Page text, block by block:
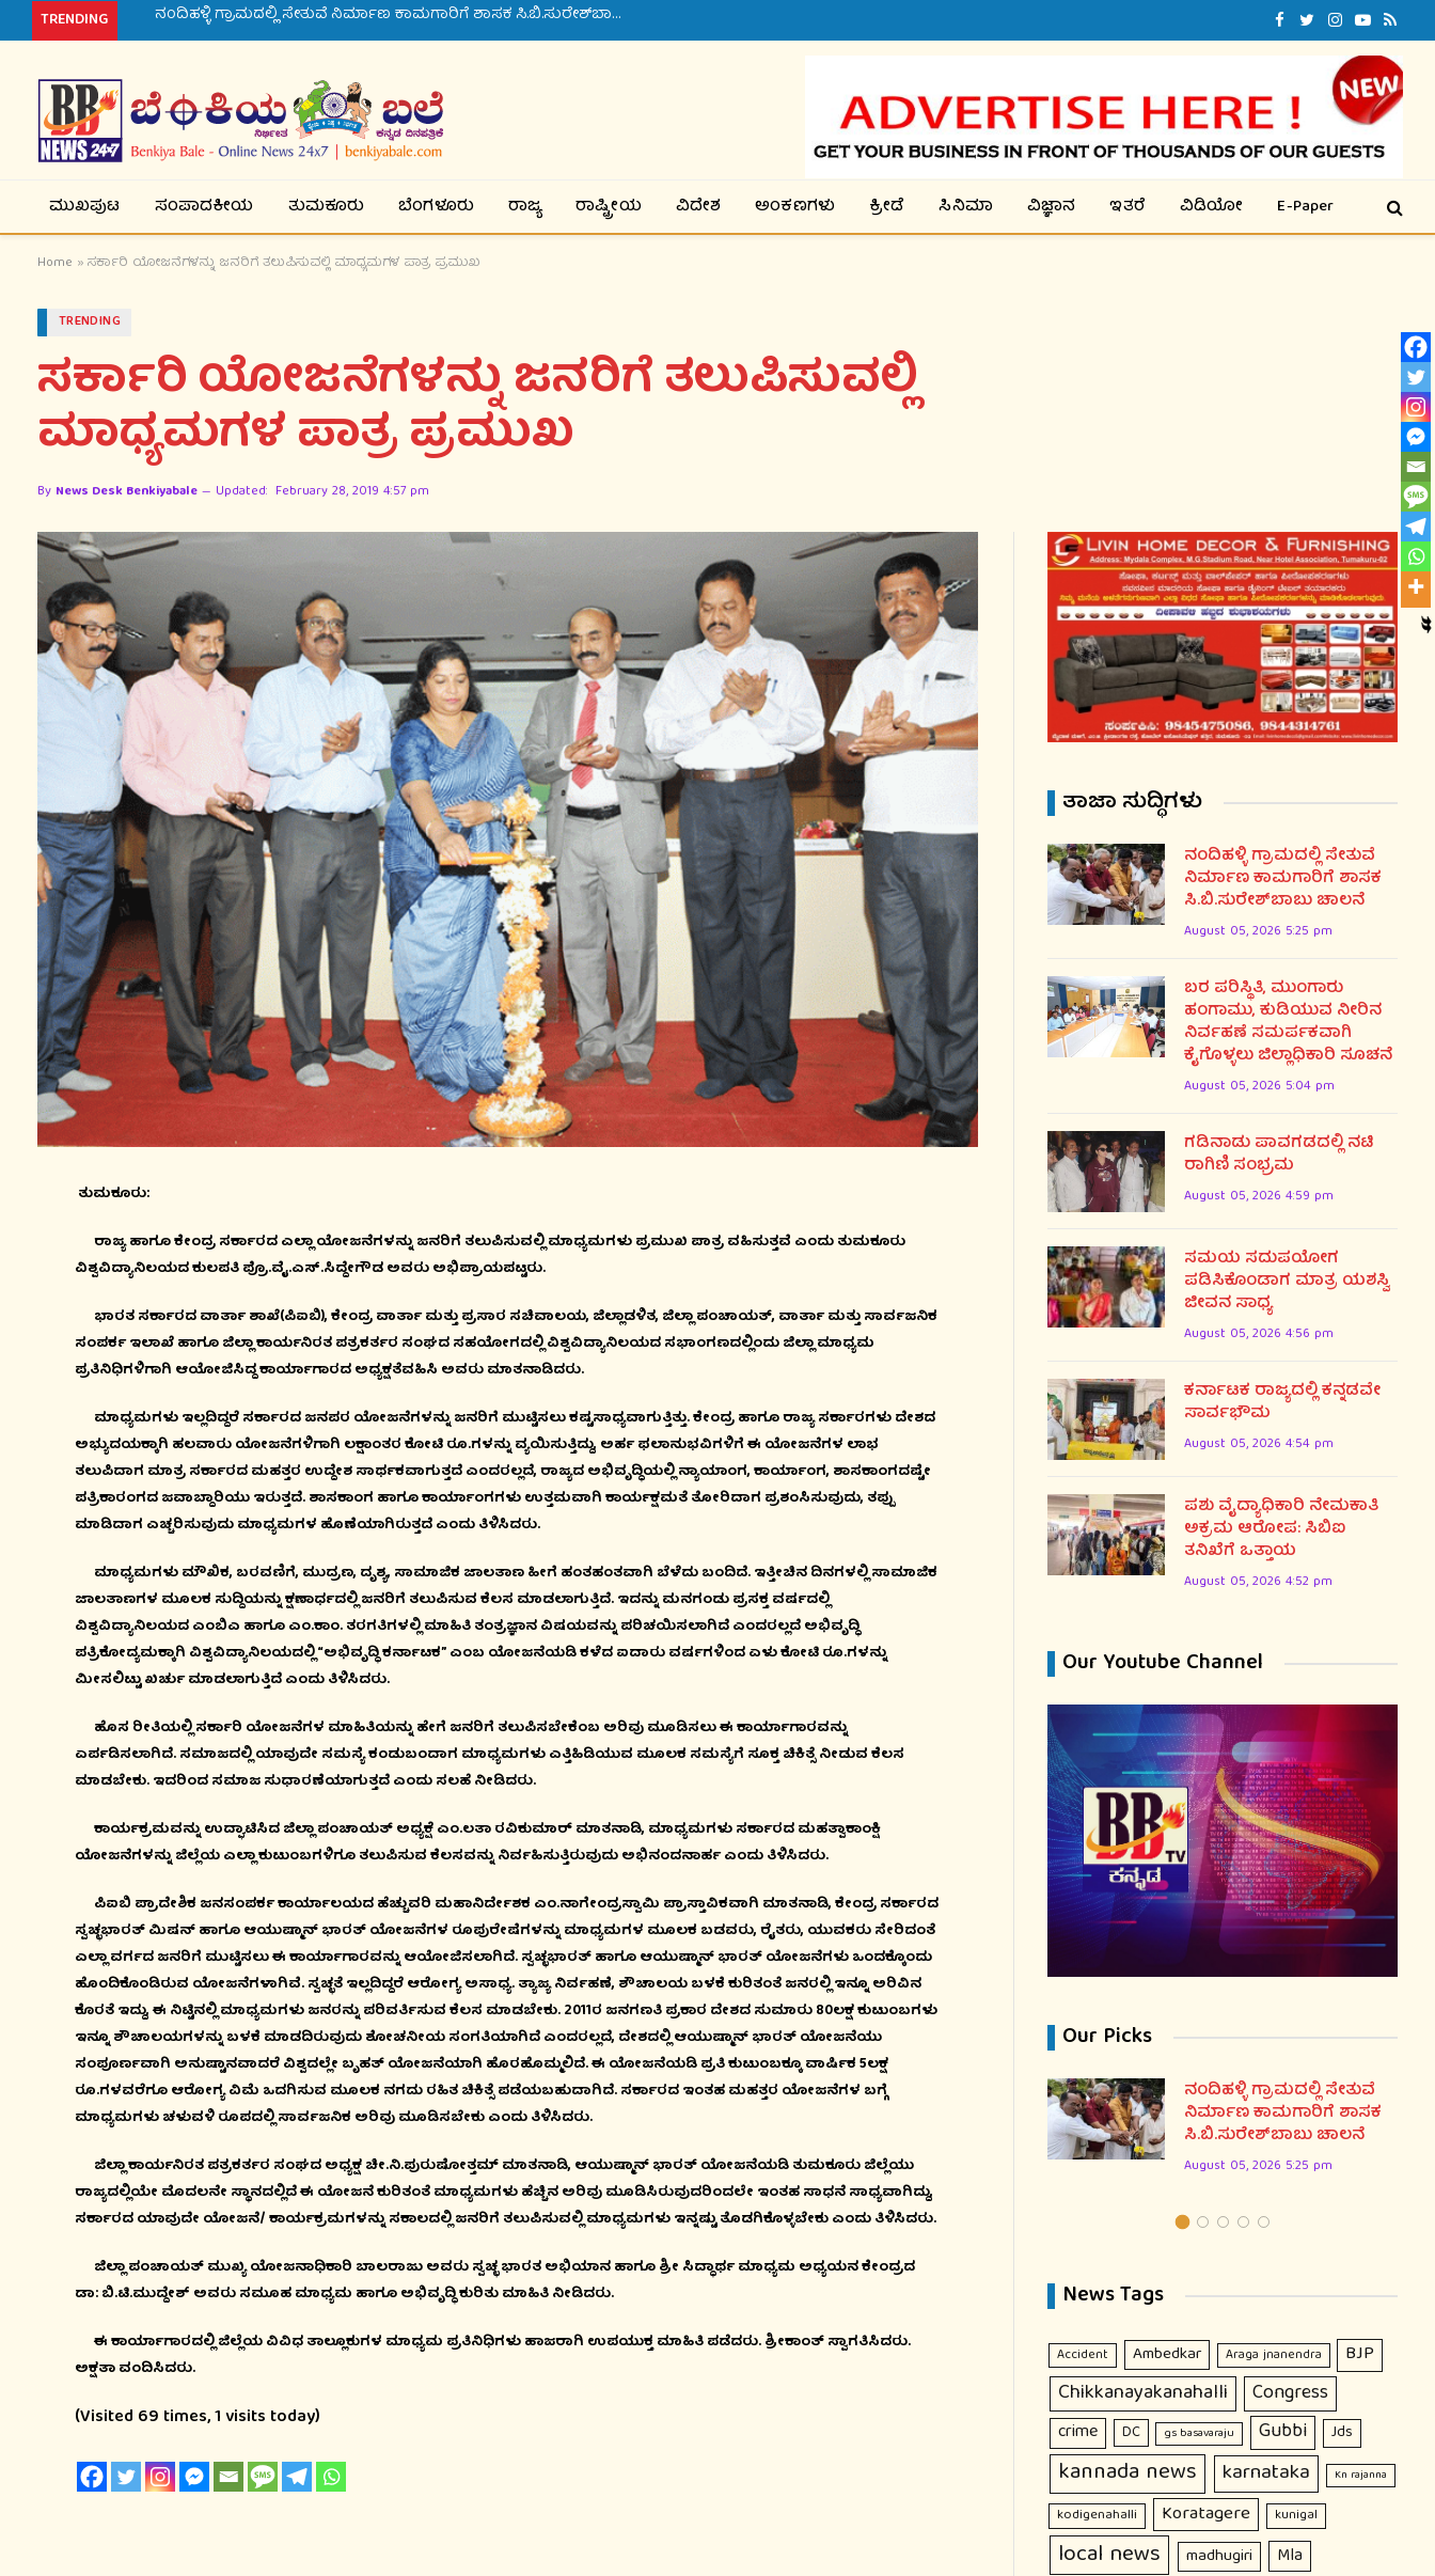
TRENDING ನಂದಿಹಳ್ಳಿ ಗ್ರಾಮದಲ್ಲಿ ಸೇತುವೆ ನಿರ್ಮಾಣ ಕಾಮಗಾರಿಗೆ ಶಾಸಕ ಸಿ.ಬಿ.ಸುರೇಶ್‌ಬಾಬು ಚಾಲನೆ
Facebook
TwitterInstagram
YouTube
RSS
ಮುಖಪುಟ ಸಂಪಾದಕೀಯ ತುಮಕೂರು ಬೆಂಗಳೂರು ರಾಜ್ಯ ರಾಷ್ಟ್ರೀಯ ವಿದೇಶ ಅಂಕಣಗಳು ಕ್ರೀಡೆ ಸಿನಿಮಾ ವಿಜ್ಞಾನ ಇತರೆ ವಿಡಿಯೋ E-Paper
Home »ಸರ್ಕಾರಿ ಯೋಜನೆಗಳನ್ನು ಜನರಿಗೆ ತಲುಪಿಸುವಲ್ಲಿ ಮಾಧ್ಯಮಗಳ ಪಾತ್ರ ಪ್ರಮುಖ
TRENDING
ಸರ್ಕಾರಿ ಯೋಜನೆಗಳನ್ನು ಜನರಿಗೆ ತಲುಪಿಸುವಲ್ಲಿ
ಮಾಧ್ಯಮಗಳ ಪಾತ್ರ ಪ್ರಮುಖ
By News Desk Benkiyabale Updated: February 28, 2019 4:57 pm
ತುಮಕೂರು:
ರಾಜ್ಯ ಹಾಗೂ ಕೇಂದ್ರ ಸರ್ಕಾರದ ಎಲ್ಲಾ ಯೋಜನೆಗಳನ್ನು ಜನರಿಗೆ ತಲುಪಿಸುವಲ್ಲಿ ಮಾಧ್ಯಮಗಳು ಪ್ರಮುಖ ಪಾತ್ರ ವಹಿಸುತ್ತವೆ ಎಂದು ತುಮಕೂರು
ವಿಶ್ವವಿದ್ಯಾನಿಲಯದ ಕುಲಪತಿ ಪ್ರೊ.ವೈ.ಎಸ್.ಸಿದ್ದೇಗೌಡ ಅವರು ಅಭಿಪ್ರಾಯಪಟ್ಟರು.
ಭಾರತ ಸರ್ಕಾರದ ವಾರ್ತಾ ಶಾಖೆ(ಪಿಐಬಿ), ಕೇಂದ್ರ ವಾರ್ತಾ ಮತ್ತು ಪ್ರಸಾರ ಸಚಿವಾಲಯ, ಜಿಲ್ಲಾಡಳಿತ, ಜಿಲ್ಲಾ ಪಂಚಾಯತ್, ವಾರ್ತಾ ಮತ್ತು ಸಾರ್ವಜನಿಕ
ಸಂಪರ್ಕ ಇಲಾಖೆ ಹಾಗೂ ಜಿಲ್ಲಾ ಕಾರ್ಯನಿರತ ಪತ್ರಕರ್ತರ ಸಂಘದ ಸಹಯೋಗದಲ್ಲಿ ವಿಶ್ವವಿದ್ಯಾನಿಲಯದ ಸಭಾಂಗಣದಲ್ಲಿಂದು ಜಿಲ್ಲಾ ಮಾಧ್ಯಮ
ಪ್ರತಿನಿಧಿಗಳಿಗಾಗಿ ಆಯೋಜಿಸಿದ್ದ ಕಾರ್ಯಾಗಾರದ ಅಧ್ಯಕ್ಷತೆವಹಿಸಿ ಅವರು ಮಾತನಾಡಿದರು.
ಮಾಧ್ಯಮಗಳು ಇಲ್ಲದಿದ್ದರೆ ಸರ್ಕಾರದ ಜನಪರ ಯೋಜನೆಗಳನ್ನು ಜನರಿಗೆ ಮುಟ್ಟಿಸಲು ಕಷ್ಟಸಾಧ್ಯವಾಗುತ್ತಿತ್ತು. ಕೇಂದ್ರ ಹಾಗೂ ರಾಜ್ಯ ಸರ್ಕಾರಗಳು ದೇಶದ
ಅಭ್ಯುದಯಕ್ಕಾಗಿ ಹಲವಾರು ಯೋಜನೆಗಳಿಗಾಗಿ ಲಕ್ಷಾಂತರ ಕೋಟಿ ರೂ.ಗಳನ್ನು ವ್ಯಯಿಸುತ್ತಿದ್ದು, ಅರ್ಹ ಫಲಾನುಭವಿಗಳಿಗೆ ಈ ಯೋಜನೆಗಳ ಲಾಭ
ತಲುಪಿದಾಗ ಮಾತ್ರ ಸರ್ಕಾರದ ಮಹತ್ತರ ಉದ್ದೇಶ ಸಾರ್ಥಕವಾಗುತ್ತದೆ ಎಂದರಲ್ಲದೆ, ರಾಜ್ಯದ ಅಭಿವೃದ್ಧಿಯಲ್ಲಿ ನ್ಯಾಯಾಂಗ, ಕಾರ್ಯಾಂಗ, ಶಾಸಕಾಂಗದಷ್ಟೇ
ಪತ್ರಿಕಾರಂಗದ ಜವಾಬ್ದಾರಿಯು ಇರುತ್ತದೆ. ಶಾಸಕಾಂಗ ಹಾಗೂ ಕಾರ್ಯಾಂಗಗಳು ಉತ್ತಮವಾಗಿ ಕಾರ್ಯಕ್ಷಮತೆ ತೋರಿದಾಗ ಪ್ರಶಂಸಿಸುವುದು, ತಪ್ಪು
ಮಾಡಿದಾಗ ಎಚ್ಚರಿಸುವುದು ಮಾಧ್ಯಮಗಳ ಹೊಣೆಯಾಗಿರುತ್ತದೆ ಎಂದು ತಿಳಿಸಿದರು.
ಮಾಧ್ಯಮಗಳು ಮೌಖಿಕ, ಬರವಣಿಗೆ, ಮುದ್ರಣ, ದೃಶ್ಯ, ಸಾಮಾಜಿಕ ಜಾಲತಾಣ ಹೀಗೆ ಹಂತಹಂತವಾಗಿ ಬೆಳೆದು ಬಂದಿದೆ. ಇತ್ತೀಚಿನ ದಿನಗಳಲ್ಲಿ ಸಾಮಾಜಿಕ
ಜಾಲತಾಣಗಳ ಮೂಲಕ ಸುದ್ದಿಯನ್ನು ಕ್ಷಣಾರ್ಧದಲ್ಲಿ ಜನರಿಗೆ ತಲುಪಿಸುವ ಕೆಲಸ ಮಾಡಲಾಗುತ್ತಿದೆ. ಇದನ್ನು ಮನಗಂಡು ಪ್ರಸಕ್ತ ವರ್ಷದಲ್ಲಿ
ವಿಶ್ವವಿದ್ಯಾನಿಲಯದ ಎಂಬಿಎ ಹಾಗೂ ಎಂ.ಕಾಂ. ತರಗತಿಗಳಲ್ಲಿ ಮಾಹಿತಿ ತಂತ್ರಜ್ಞಾನ ವಿಷಯವನ್ನು ಪರಿಚಯಿಸಲಾಗಿದೆ ಎಂದರಲ್ಲದೆ ಅಭಿವೃದ್ಧಿ
ಪತ್ರಿಕೋದ್ಯಮಕ್ಕಾಗಿ ವಿಶ್ವವಿದ್ಯಾನಿಲಯದಲ್ಲಿ “ಅಭಿವೃದ್ಧಿ ಕರ್ನಾಟಕ” ಎಂಬ ಯೋಜನೆಯಡಿ ಕಳೆದ ಐದಾರು ವರ್ಷಗಳಿಂದ ಏಳು ಕೋಟಿ ರೂ.ಗಳನ್ನು
ಮೀಸಲಿಟ್ಟು ಖರ್ಚು ಮಾಡಲಾಗುತ್ತಿದೆ ಎಂದು ತಿಳಿಸಿದರು.
ಹೊಸ ರೀತಿಯಲ್ಲಿ ಸರ್ಕಾರಿ ಯೋಜನೆಗಳ ಮಾಹಿತಿಯನ್ನು ಹೇಗೆ ಜನರಿಗೆ ತಲುಪಿಸಬೇಕೆಂಬ ಅರಿವು ಮೂಡಿಸಲು ಈ ಕಾರ್ಯಾಗಾರವನ್ನು
ಏರ್ಪಡಿಸಲಾಗಿದೆ. ಸಮಾಜದಲ್ಲಿ ಯಾವುದೇ ಸಮಸ್ಯೆ ಕಂಡುಬಂದಾಗ ಮಾಧ್ಯಮಗಳು ಎತ್ತಿಹಿಡಿಯುವ ಮೂಲಕ ಸಮಸ್ಯೆಗೆ ಸೂಕ್ತ ಚಿಕಿತ್ಸೆ ನೀಡುವ ಕೆಲಸ
ಮಾಡಬೇಕು. ಇದರಿಂದ ಸಮಾಜ ಸುಧಾರಣೆಯಾಗುತ್ತದೆ ಎಂದು ಸಲಹೆ ನೀಡಿದರು.
ಕಾರ್ಯಕ್ರಮವನ್ನು ಉದ್ಘಾಟಿಸಿದ ಜಿಲ್ಲಾ ಪಂಚಾಯತ್ ಅಧ್ಯಕ್ಷೆ ಎಂ.ಲತಾ ರವಿಕುಮಾರ್ ಮಾತನಾಡಿ, ಮಾಧ್ಯಮಗಳು ಸರ್ಕಾರದ ಮಹತ್ವಾಕಾಂಕ್ಷಿ
ಯೋಜನೆಗಳನ್ನು ಜಿಲ್ಲೆಯ ಎಲ್ಲಾ ಕುಟುಂಬಗಳಿಗೂ ತಲುಪಿಸುವ ಕೆಲಸವನ್ನು ನಿರ್ವಹಿಸುತ್ತಿರುವುದು ಅಭಿನಂದನಾರ್ಹ ಎಂದು ತಿಳಿಸಿದರು.
ಪಿಐಬಿ ಪ್ರಾದೇಶಿಕ ಜನಸಂಪರ್ಕ ಕಾರ್ಯಾಲಯದ ಹೆಚ್ಚುವರಿ ಮಹಾನಿರ್ದೇಶಕ ಎಂ.ನಾಗೇಂದ್ರಸ್ವಾಮಿ ಪ್ರಾಸ್ತಾವಿಕವಾಗಿ ಮಾತನಾಡಿ, ಕೇಂದ್ರ ಸರ್ಕಾರದ
ಸ್ವಚ್ಛಭಾರತ್ ಮಿಷನ್ ಹಾಗೂ ಆಯುಷ್ಮಾನ್ ಭಾರತ್ ಯೋಜನೆಗಳ ರೂಪುರೇಷೆಗಳನ್ನು ಮಾಧ್ಯಮಗಳ ಮೂಲಕ ಬಡವರು, ರೈತರು, ಯುವಕರು ಸೇರಿದಂತೆ
ಎಲ್ಲಾ ವರ್ಗದ ಜನರಿಗೆ ಮುಟ್ಟಿಸಲು ಈ ಕಾರ್ಯಾಗಾರವನ್ನು ಆಯೋಜಿಸಲಾಗಿದೆ. ಸ್ವಚ್ಛಭಾರತ್ ಹಾಗೂ ಆಯುಷ್ಮಾನ್ ಭಾರತ್ ಯೋಜನೆಗಳು ಒಂದಕ್ಕೊಂದು
ಹೊಂದಿಕೊಂಡಿರುವ ಯೋಜನೆಗಳಾಗಿವೆ. ಸ್ವಚ್ಛತೆ ಇಲ್ಲದಿದ್ದರೆ ಆರೋಗ್ಯ ಅಸಾಧ್ಯ. ತ್ಯಾಜ್ಯ ನಿರ್ವಹಣೆ, ಶೌಚಾಲಯ ಬಳಕೆ ಕುರಿತಂತೆ ಜನರಲ್ಲಿ ಇನ್ನೂ ಅರಿವಿನ
ಕೊರತೆ ಇದ್ದು, ಈ ನಿಟ್ಟಿನಲ್ಲಿ ಮಾಧ್ಯಮಗಳು ಜನರನ್ನು ಪರಿವರ್ತಿಸುವ ಕೆಲಸ ಮಾಡಬೇಕು. 2011ರ ಜನಗಣತಿ ಪ್ರಕಾರ ದೇಶದ ಸುಮಾರು 80ಲಕ್ಷ ಕುಟುಂಬಗಳು
ಇನ್ನೂ ಶೌಚಾಲಯಗಳನ್ನು ಬಳಕೆ ಮಾಡದಿರುವುದು ಶೋಚನೀಯ ಸಂಗತಿಯಾಗಿದೆ ಎಂದರಲ್ಲದೆ, ದೇಶದಲ್ಲಿ ಆಯುಷ್ಮಾನ್ ಭಾರತ್ ಯೋಜನೆಯು
ಸಂಪೂರ್ಣವಾಗಿ ಅನುಷ್ಟಾನವಾದರೆ ವಿಶ್ವದಲ್ಲೇ ಬೃಹತ್ ಯೋಜನೆಯಾಗಿ ಹೊರಹೊಮ್ಮಲಿದೆ. ಈ ಯೋಜನೆಯಡಿ ಪ್ರತಿ ಕುಟುಂಬಕ್ಕೂ ವಾರ್ಷಿಕ 5ಲಕ್ಷ
ರೂ.ಗಳವರೆಗೂ ಆರೋಗ್ಯ ವಿಮೆ ಒದಗಿಸುವ ಮೂಲಕ ನಗದು ರಹಿತ ಚಿಕಿತ್ಸೆ ಪಡೆಯಬಹುದಾಗಿದೆ. ಸರ್ಕಾರದ ಇಂತಹ ಮಹತ್ತರ ಯೋಜನೆಗಳ ಬಗ್ಗೆ
ಮಾಧ್ಯಮಗಳು ಚಳುವಳಿ ರೂಪದಲ್ಲಿ ಸಾರ್ವಜನಿಕ ಅರಿವು ಮೂಡಿಸಬೇಕು ಎಂದು ತಿಳಿಸಿದರು.
ಜಿಲ್ಲಾ ಕಾರ್ಯನಿರತ ಪತ್ರಕರ್ತರ ಸಂಘದ ಅಧ್ಯಕ್ಷ ಚೀ.ನಿ.ಪುರುಷೋತ್ತಮ್ ಮಾತನಾಡಿ, ಆಯುಷ್ಮಾನ್ ಭಾರತ್ ಯೋಜನೆಯಡಿ ತುಮಕೂರು ಜಿಲ್ಲೆಯು
ರಾಜ್ಯದಲ್ಲಿಯೇ ಮೊದಲನೇ ಸ್ಥಾನದಲ್ಲಿದೆ ಈ ಯೋಜನೆ ಕುರಿತಂತೆ ಮಾಧ್ಯಮಗಳು ಹೆಚ್ಚಿನ ಅರಿವು ಮೂಡಿಸಿರುವುದರಿಂದಲೇ ಇಂತಹ ಸಾಧನೆ ಸಾಧ್ಯವಾಗಿದ್ದು,
ಸರ್ಕಾರದ ಯಾವುದೇ ಯೋಜನೆ/ ಕಾರ್ಯಕ್ರಮಗಳನ್ನು ಸಕಾಲದಲ್ಲಿ ಜನರಿಗೆ ತಲುಪಿಸುವಲ್ಲಿ ಮಾಧ್ಯಮಗಳು ಇನ್ನಷ್ಟು ತೊಡಗಿಕೊಳ್ಳಬೇಕು ಎಂದು ತಿಳಿಸಿದರು.
ಜಿಲ್ಲಾ ಪಂಚಾಯತ್ ಮುಖ್ಯ ಯೋಜನಾಧಿಕಾರಿ ಬಾಲರಾಜು ಅವರು ಸ್ವಚ್ಛ ಭಾರತ ಅಭಿಯಾನ ಹಾಗೂ ಶ್ರೀ ಸಿದ್ಧಾರ್ಥ ಮಾಧ್ಯಮ ಅಧ್ಯಯನ ಕೇಂದ್ರದ
ಡಾ: ಬಿ.ಟಿ.ಮುದ್ದೇಶ್ ಅವರು ಸಮೂಹ ಮಾಧ್ಯಮ ಹಾಗೂ ಅಭಿವೃದ್ಧಿ ಕುರಿತು ಮಾಹಿತಿ ನೀಡಿದರು.
ಈ ಕಾರ್ಯಾಗಾರದಲ್ಲಿ ಜಿಲ್ಲೆಯ ವಿವಿಧ ತಾಲ್ಲೂಕುಗಳ ಮಾಧ್ಯಮ ಪ್ರತಿನಿಧಿಗಳು ಹಾಜರಾಗಿ ಉಪಯುಕ್ತ ಮಾಹಿತಿ ಪಡೆದರು. ಶ್ರೀಕಾಂತ್ ಸ್ವಾಗತಿಸಿದರು.
ಅಕ್ಷತಾ ವಂದಿಸಿದರು.
(Visited 69 times, 1 visits today)
ತಾಜಾ ಸುದ್ಧಿಗಳು
ನಂದಿಹಳ್ಳಿ ಗ್ರಾಮದಲ್ಲಿ ಸೇತುವೆ
ನಿರ್ಮಾಣ ಕಾಮಗಾರಿಗೆ ಶಾಸಕ
ಸಿ.ಬಿ.ಸುರೇಶ್‌ಬಾಬು ಚಾಲನೆ
August 05, 2026 5:25 pm
ಬರ ಪರಿಸ್ಥಿತಿ, ಮುಂಗಾರು
ಹಂಗಾಮು, ಕುಡಿಯುವ ನೀರಿನ
ನಿರ್ವಹಣೆ ಸಮರ್ಪಕವಾಗಿ
ಕೈಗೊಳ್ಳಲು ಜಿಲ್ಲಾಧಿಕಾರಿ ಸೂಚನೆ
August 05, 2026 5:04 pm
ಗಡಿನಾಡು ಪಾವಗಡದಲ್ಲಿ ನಟಿ
ರಾಗಿಣಿ ಸಂಭ್ರಮ
August 05, 2026 4:59 pm
ಸಮಯ ಸದುಪಯೋಗ
ಪಡಿಸಿಕೊಂಡಾಗ ಮಾತ್ರ ಯಶಸ್ವಿ
ಜೀವನ ಸಾಧ್ಯ
August 05, 2026 4:56 pm
ಕರ್ನಾಟಕ ರಾಜ್ಯದಲ್ಲಿ ಕನ್ನಡವೇ
ಸಾರ್ವಭೌಮ
August 05, 2026 4:54 pm
ಪಶು ವೈದ್ಯಾಧಿಕಾರಿ ನೇಮಕಾತಿ
ಅಕ್ರಮ ಆರೋಪ: ಸಿಬಿಐ
ತನಿಖೆಗೆ ಒತ್ತಾಯ
August 05, 2026 4:52 pm
Our Youtube Channel
Our Picks
ಕರ್ನಾಟಕ ರಾಜ್ಯದಲ್ಲಿ ಕನ್ನಡವೇ
ನಂದಿಹಳ್ಳಿ ಗ್ರಾಮದಲ್ಲಿ ಸೇತುವೆ
ನಿರ್ಮಾಣ ಕಾಮಗಾರಿಗೆ ಶಾಸಕ
ಸಿ.ಬಿ.ಸುರೇಶ್‌ಬಾಬು ಚಾಲನೆ
August 05, 2026 5:25 pm
News Tags
Accident Ambedkar Araga jnanendra BJP
Chikkanayakanahalli Congress
crime DC gs basavaraju Gubbi Jds
kannada news karnataka Kn rajanna
kodigenahalli Koratagere kunigal
local news madhugiri Mla